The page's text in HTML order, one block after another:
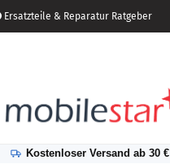
Ersatzteile & Reparatur Ratgeber
Kostenloser Versand ab 30 €